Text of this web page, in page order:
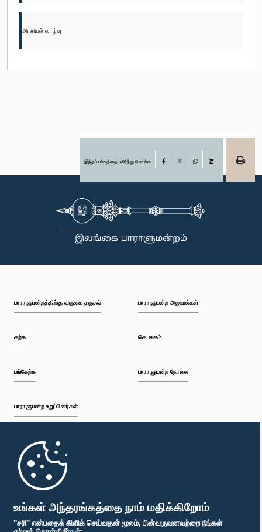
உங்கள் அந்தரங்கத்தை நாம் மதிக்கிறோம்
"சரி" என்பதைக் கிளிக் செய்வதன் மூலம், பின்வருவனவற்றை நீங்கள்
அரசியல் வாழ்வு
இந்தப் பக்கத்தை பகிர்ந்து கொள்க Facebook
பாராளுமன்றத்திற்கு வருகை தருதல்
கற்க
பங்கேற்க
பாராளுமன்ற உறுப்பினர்கள்
முதற்பக்கம்
பாராளுமன்ற அலுவல்கள்
செயலகம்
பாராளுமன்ற நேரலை
பாராளுமன்ற கையடக்க செயலி